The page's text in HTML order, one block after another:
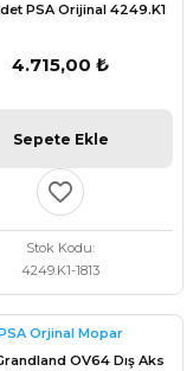
PSA Orijinal 4249.K1
4.715,00 ₺
Sepete Ekle
Stok Kodu
4249.K1-1813
Orjinal Mopar
OV64 Dış Aks